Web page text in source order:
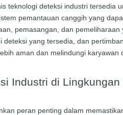
teknologi deteksi industri tersedia
pemantauan canggih yang
pemasangan, dan
deteksi yang tersedia, dan
aman dan melindungi karyawan
Industri di
peran penting dalam